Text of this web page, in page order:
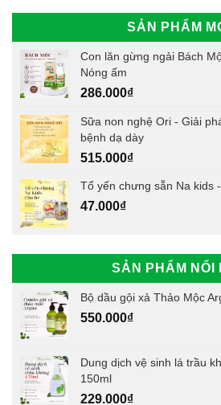
SẢN PHẨM
Con lăn gừng ngải Bách
Nóng ấm
286.000₫
Sữa non nghệ Ori - Giải
bệnh dạ dày
515.000₫
Tổ yến chưng sẵn Na kids
47.000₫
SẢN PHẨM NỔI
Bộ dầu gội xả Thảo Mộc
550.000₫
Dung dịch vệ sinh lá trầu
150ml
229.000₫